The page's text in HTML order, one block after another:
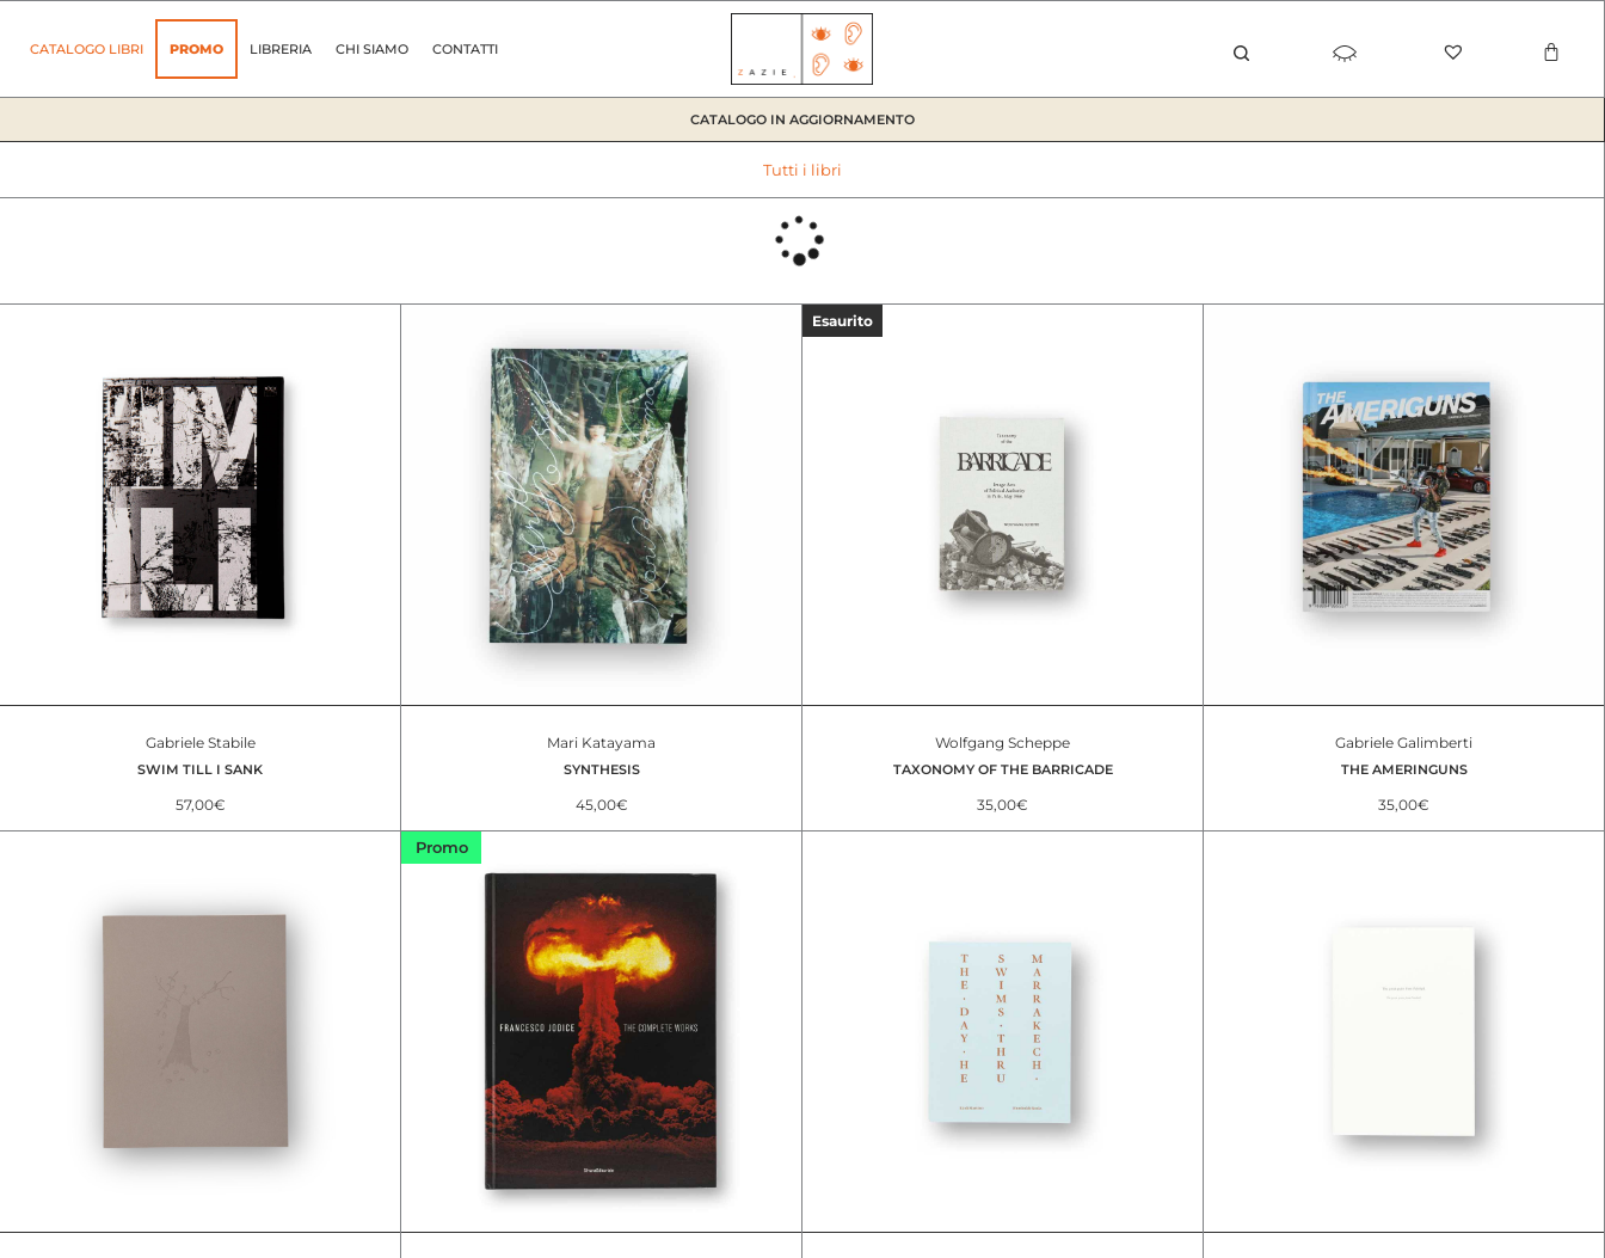
contenuto
CATALOGO LIBRI PROMO LIBRERIA CHI SIAMO CONTATTI
CATALOGO IN AGGIORNAMENTO
Tutti i libri
Gabriele Stabile
SWIM TILL I SANK
57,00€
Mari Katayama
SYNTHESIS
45,00€
Esaurito
Wolfgang Scheppe
TAXONOMY OF THE BARRICADE
35,00€
Gabriele Galimberti
THE AMERINGUNS
35,00€
Promo
originale
era:
55,00€.
attuale
è:
45,00€.